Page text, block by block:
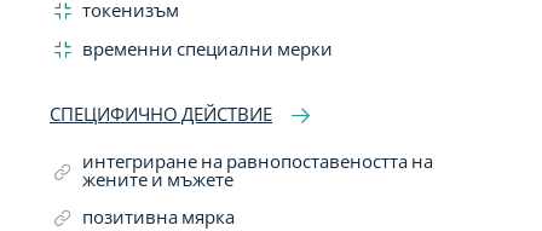
токенизъм
временни специални мерки
СПЕЦИФИЧНО ДЕЙСТВИЕ
интегриране на равнопоставеността на
жените и мъжете
позитивна мярка